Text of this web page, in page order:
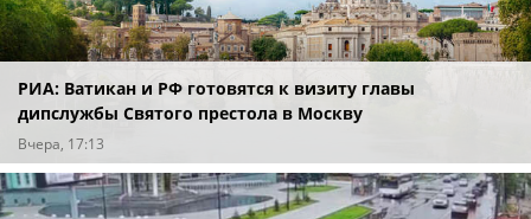
РИА: Ватикан и РФ готовятся к визиту главы
дипслужбы Святого престола в Москву
Вчера, 17:13